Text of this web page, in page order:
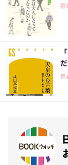
書
書